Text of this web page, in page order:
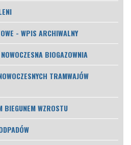
- WPIS ARCHIWALNY
BIOGAZOWNIA
TRAMWAJÓW
BIEGUNEM WZROSTU